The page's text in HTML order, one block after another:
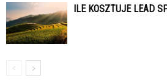
ILE KOSZTUJE LEAD